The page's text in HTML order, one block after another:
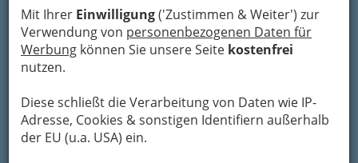
Mit Ihrer Einwilligung('Zustimmen & Weiter') zur
Verwendung von personenbezogenen Daten für
Werbung können Sie unsere Seite kostenfrei
nutzen.
Diese schließt die Verarbeitung von Daten wie IP-
Adresse, Cookies & sonstigen Identifiern außerhalb
der EU (u.a. USA) ein.
Karte
Kontaktaufnahme